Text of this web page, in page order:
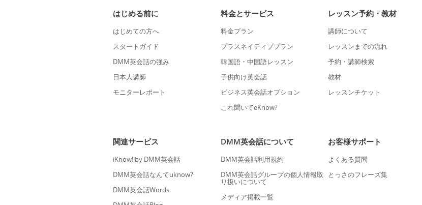
はじめる前に
はじめての方へ
スタートガイド
DMM英会話の強み
日本人講師
モニターレポート
料金とサービス
料金プラン
プラスネイティブプラン
韓国語・中国語レッスン
子供向け英会話
ビジネス英会話オプション
これ聞いてeKnow?
レッスン予約・教材
講師について
レッスンまでの流れ
予約・講師検索
教材
レッスンチケット
関連サービス
iKnow! by DMM英会話
DMM英会話なんてuknow?
DMM英会話Words
DMM英会話について
DMM英会話利用規約
DMM英会話グループの個人情報取
り扱いについて
メディア掲載一覧
お客様サポート
よくある質問
とっさのフレーズ集